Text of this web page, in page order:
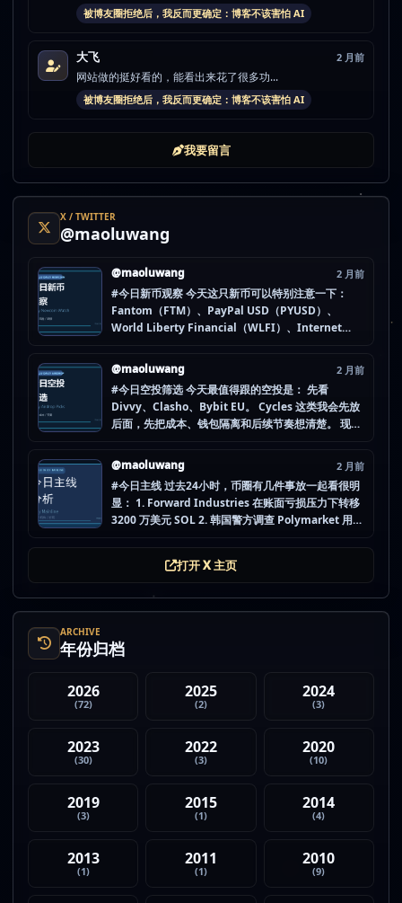
被博友圈拒绝后，我反而更确定：博客不该害怕 AI
大飞 2 月前
网站做的挺好看的，能看出来花了很多功...
被博友圈拒绝后，我反而更确定：博客不该害怕 AI
我要留言
X / TWITTER
@maoluwang
@maoluwang 2 月前
#今日新币观察 今天这只新币可以特别注意一下：
Fantom（FTM）、PayPal USD（PYUSD）、
World Liberty Financial（WLFI）、Internet
而是更像“热度是不是在回流”的样本。 这种时候最怕
把...
@maoluwang 2 月前
#今日空投筛选 今天最值得跟的空投是： 先看
Divvy、Clasho、Bybit EU。 Cycles 这类我会先放
后面，先把成本、钱包隔离和后续节奏想清楚。 现在
都没做扎实。 mao.lu/today-airdrop-selecti… #空
投项目 #...
@maoluwang 2 月前
#今日主线 过去24小时，币圈有几件事放一起看很明
显： 1. Forward Industries 在账面亏损压力下转移
3200 万美元 SOL 2. 韩国警方调查 Polymarket 用户
打开 X 主页
ARCHIVE
年份归档
2026
(72)
2025
(2)
2024
(3)
2023
(30)
2022
(3)
2020
(10)
2019
(3)
2015
(1)
2014
(4)
2013
(1)
2011
(1)
2010
(9)